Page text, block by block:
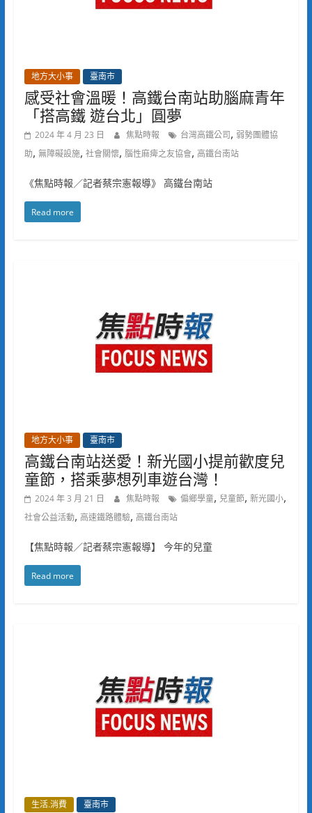
地方大小事 臺南市
感受社會溫暖！高鐵台南站助腦麻青年
「搭高鐵 遊台北」圓夢
2024 年 4 月 23 日 焦點時報 台灣高鐵公司, 弱勢團體協
助, 無障礙設施, 社會關懷, 腦性麻痺之友協會, 高鐵台南站
《焦點時報／記者蔡宗憲報導》 高鐵台南站
Read more
地方大小事 臺南市
高鐵台南站送愛！新光國小提前歡度兒
童節，搭乘夢想列車遊台灣！
2024 年 3 月 21 日 焦點時報 偏鄉學童, 兒童節, 新光國小,
社會公益活動, 高速鐵路體驗, 高鐵台南站
【焦點時報／記者蔡宗憲報導】 今年的兒童
Read more
生活.消費 臺南市